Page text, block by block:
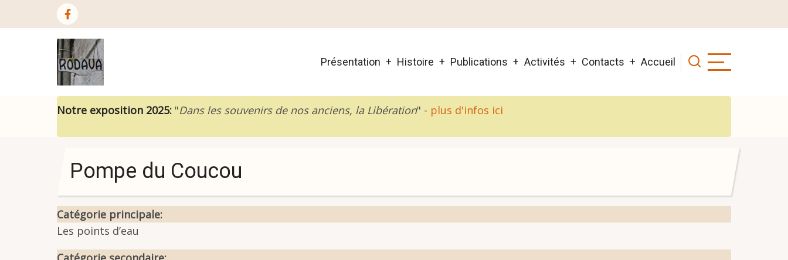
au
Main
Présentation Histoire Publications Activités Contacts Accueil
Notre exposition 2025: "Dans les souvenirs de nos anciens, la Libération" - plus d'infos ici
Pompe du Coucou
Catégorie principale
Les points d’eau